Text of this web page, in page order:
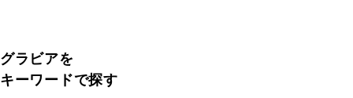
グラビアを
キーワードで探す